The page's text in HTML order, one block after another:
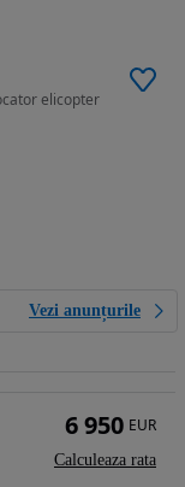
elicopter
Vezi anunțurile
6 950 EUR
Calculeaza rata